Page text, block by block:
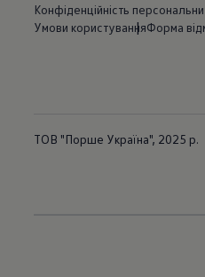
Конфіденційність
Умови користуванняФорма
ТОВ "Порше Україна", 2025 р.